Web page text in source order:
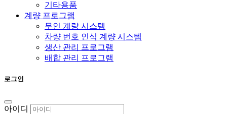
기타용품
계량 프로그램
무인 계량 시스템
차량 번호 인식 계량 시스템
생산 관리 프로그램
배합 관리 프로그램
로그인
아이디